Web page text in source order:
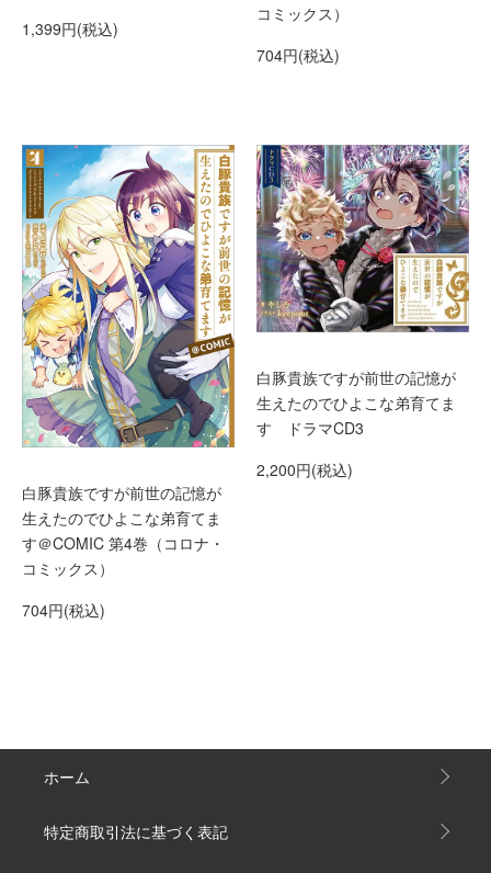
1,399円(税込)
コミックス）
704円(税込)
白豚貴族ですが前世の記憶が
生えたのでひよこな弟育てま
す＠COMIC 第4巻（コロナ・
コミックス）
704円(税込)
白豚貴族ですが前世の記憶が
生えたのでひよこな弟育てま
す ドラマCD3
2,200円(税込)
ホーム
特定商取引法に基づく表記